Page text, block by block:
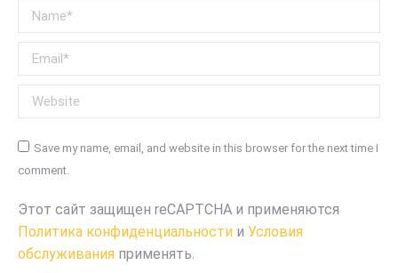
Name *
Email *
Website
Save my name, email, and website in this browser for the next time I
comment.
Этот сайт защищен reCAPTCHA и применяются
Политика конфиденциальности и Условия
обслуживания применять.